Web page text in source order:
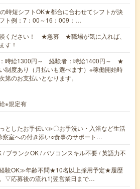
時短シフトOK★都合に合わせてシフトが決
ト例：7：00～16：009：…
ください！ ★急募 ★職場が気に入れば、
す！
時給1300円～ 経験者：時給1400円～ ★
制度あり（月払いも選べます）※稼働開始時
第のお支払いとなります。
※規定有
としたお手伝い≫〇お手洗い・入浴など生活
察室への付き添い○食事のサポート…
/ ブランクOK / パソコンスキル不要 / 英語力不
験OK≫年齢不問★10名以上採用予定★履歴
▽応募後の流れ1)翌営業日まで…